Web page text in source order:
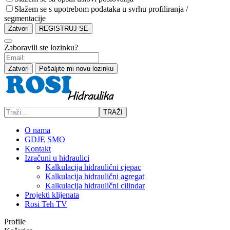
Slažem se s upotrebom podataka u svrhu profiliranja /
segmentacije
Zatvori REGISTRUJ SE
Zaboravili ste lozinku?
Zatvori Pošaljite mi novu lozinku
TRAŽI
O nama
GDJE SMO
Kontakt
Izračuni u hidraulici
Kalkulacija hidraulični cjepac
Kalkulacija hidraulični agregat
Kalkulacija hidraulični cilindar
Projekti klijenata
Rosi Teh TV
Profile